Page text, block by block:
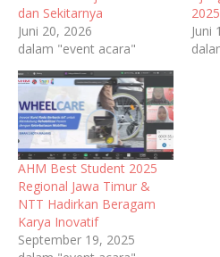
dan Sekitarnya
Juni 20, 2026
dalam "event acara"
2025
Juni
AHM Best Student 2025
Regional Jawa Timur &
NTT Hadirkan Beragam
Karya Inovatif
September 19, 2025